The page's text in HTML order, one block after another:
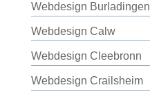
Webdesign Burladingen
Webdesign Calw
Webdesign Cleebronn
Webdesign Crailsheim